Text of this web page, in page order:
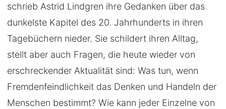
schrieb Astrid Lindgren ihre Gedanken über das
dunkelste Kapitel des 20. Jahrhunderts in ihren
Tagebüchern nieder. Sie schildert ihren Alltag,
stellt aber auch Fragen, die heute wieder von
erschreckender Aktualität sind: Was tun, wenn
Fremdenfeindlichkeit das Denken und Handeln der
Menschen bestimmt? Wie kann jeder Einzelne von